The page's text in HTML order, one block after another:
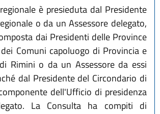
è presieduta dal Presidente
o da un Assessore delegato,
dai Presidenti delle Province
Comuni capoluogo di Provincia e
Rimini o da un Assessore da essi
dal Presidente del Circondario di
dell'Ufficio di presidenza
La Consulta ha compiti di